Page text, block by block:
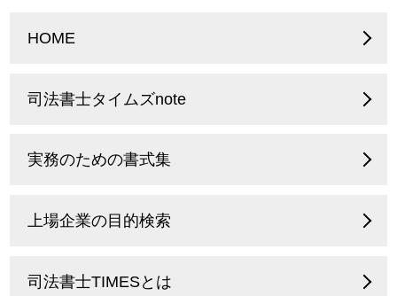
HOME
司法書士タイムズnote
実務のための書式集
上場企業の目的検索
司法書士TIMESとは